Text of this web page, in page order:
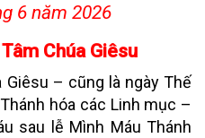
6 năm 2026
Chúa Giêsu
Giêsu – cũng là ngày Thế
hóa các Linh mục –
sau lễ Mình Máu Thánh